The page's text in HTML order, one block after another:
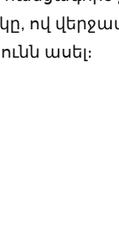
ով
ասել։